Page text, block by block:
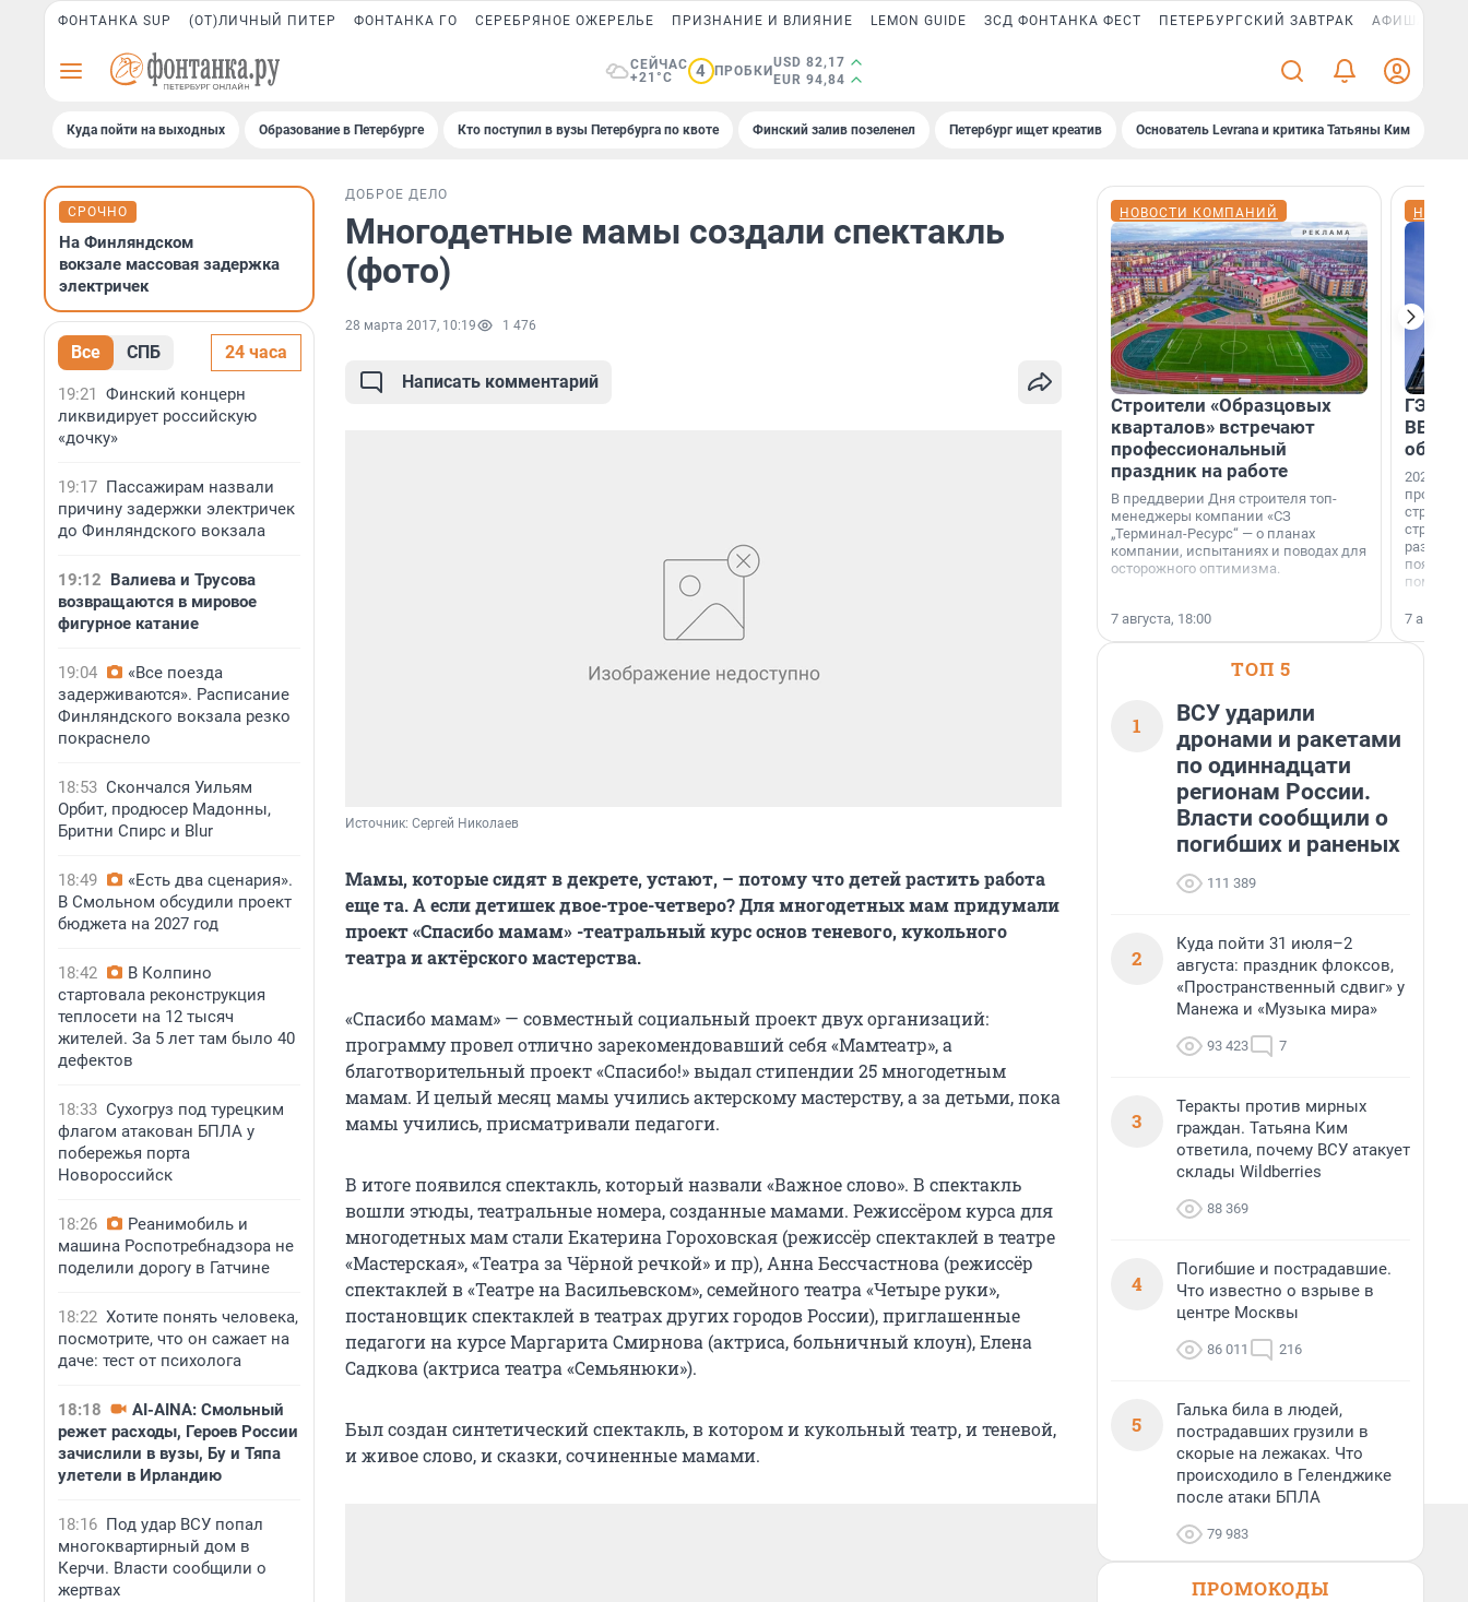
ФОНТАНКА SUP (ОТ)ЛИЧНЫЙ ПИТЕР ФОНТАНКА ГО СЕРЕБРЯНОЕ ОЖЕРЕЛЬЕ ПРИЗНАНИЕ И ВЛИЯНИЕ LEMON GUIDE ЗСД ФОНТАНКА ФЕСТ ПЕТЕРБУРГСКИЙ ЗАВТРАК АФИША PLUS
СЕЙЧАС
+21°C
4 ПРОБКИ
USD 82,17
EUR 94,84
Куда пойти на выходных Образование в Петербурге Кто поступил в вузы Петербурга по квоте Финский залив позеленел Петербург ищет креатив Основатель Levrana и критика Татьяны Ким
СРОЧНО
На Финляндском
вокзале массовая задержка
электричек
Все СПБ 24 часа
19:21 Финский концерн
ликвидирует российскую
«дочку»
19:17 Пассажирам назвали
причину задержки электричек
до Финляндского вокзала
19:12 Валиева и Трусова
возвращаются в мировое
фигурное катание
19:04
«Все поезда
задерживаются». Расписание
Финляндского вокзала резко
покраснело
18:53 Скончался Уильям
Орбит, продюсер Мадонны,
Бритни Спирс и Blur
18:49
«Есть два сценария».
В Смольном обсудили проект
бюджета на 2027 год
18:42
В Колпино
стартовала реконструкция
теплосети на 12 тысяч
жителей. За 5 лет там было 40
дефектов
18:33 Сухогруз под турецким
флагом атакован БПЛА у
побережья порта
Новороссийск
18:26
Реанимобиль и
машина Роспотребнадзора не
поделили дорогу в Гатчине
18:22 Хотите понять человека,
посмотрите, что он сажает на
даче: тест от психолога
18:18
AI-AINA: Смольный
режет расходы, Героев России
зачислили в вузы, Бу и Тяпа
улетели в Ирландию
18:16 Под удар ВСУ попал
многоквартирный дом в
Керчи. Власти сообщили о
жертвах
ДОБРОЕ ДЕЛО
Многодетные мамы создали спектакль
(фото)
28 марта 2017, 10:19 1 476
Написать комментарий
Источник: Сергей Николаев
Мамы, которые сидят в декрете, устают, – потому что детей растить работа
еще та. А если детишек двое-трое-четверо? Для многодетных мам придумали
проект «Спасибо мамам» -театральный курс основ теневого, кукольного
театра и актёрского мастерства.
«Спасибо мамам» — совместный социальный проект двух организаций:
программу провел отлично зарекомендовавший себя «Мамтеатр», а
благотворительный проект «Спасибо!» выдал стипендии 25 многодетным
мамам. И целый месяц мамы учились актерскому мастерству, а за детьми, пока
мамы учились, присматривали педагоги.
В итоге появился спектакль, который назвали «Важное слово». В спектакль
вошли этюды, театральные номера, созданные мамами. Режиссёром курса для
многодетных мам стали Екатерина Гороховская (режиссёр спектаклей в театре
«Мастерская», «Театра за Чёрной речкой» и пр), Анна Бессчастнова (режиссёр
спектаклей в «Театре на Васильевском», семейного театра «Четыре руки»,
постановщик спектаклей в театрах других городов России), приглашенные
педагоги на курсе Маргарита Смирнова (актриса, больничный клоун), Елена
Садкова (актриса театра «Семьянюки»).
Был создан синтетический спектакль, в котором и кукольный театр, и теневой,
и живое слово, и сказки, сочиненные мамами.
НОВОСТИ КОМПАНИЙ
Строители «Образцовых
кварталов» встречают
профессиональный
праздник на работе
В преддверии Дня строителя топ-
менеджеры компании «СЗ
„Терминал-Ресурс“ — о планах
компании, испытаниях и поводах для
осторожного оптимизма.
7 августа, 18:00
ГЭС,
ВВП: в
об
2026-й —
раз. В
7
ТОП 5
1
ВСУ ударили
дронами и ракетами
по одиннадцати
регионам России.
Власти сообщили о
погибших и раненых
111 389
2
Куда пойти 31 июля–2
августа: праздник флоксов,
«Пространственный сдвиг» у
Манежа и «Музыка мира»
93 423 7
3
Теракты против мирных
граждан. Татьяна Ким
ответила, почему ВСУ атакует
склады Wildberries
88 369
4
Погибшие и пострадавшие.
Что известно о взрыве в
центре Москвы
86 011 216
5
Галька била в людей,
пострадавших грузили в
скорые на лежаках. Что
происходило в Геленджике
после атаки БПЛА
79 983
ПРОМОКОДЫ